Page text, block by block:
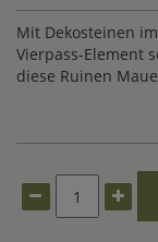
Mit Dekosteinen
Vierpass-Element
diese Ruinen